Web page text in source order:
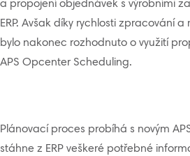
a propojení objednávek s výrobními
ERP. Avšak díky rychlosti zpracování
bylo nakonec rozhodnuto o využití
APS Opcenter Scheduling.
Plánovací proces probíhá s novým
stáhne z ERP veškeré potřebné